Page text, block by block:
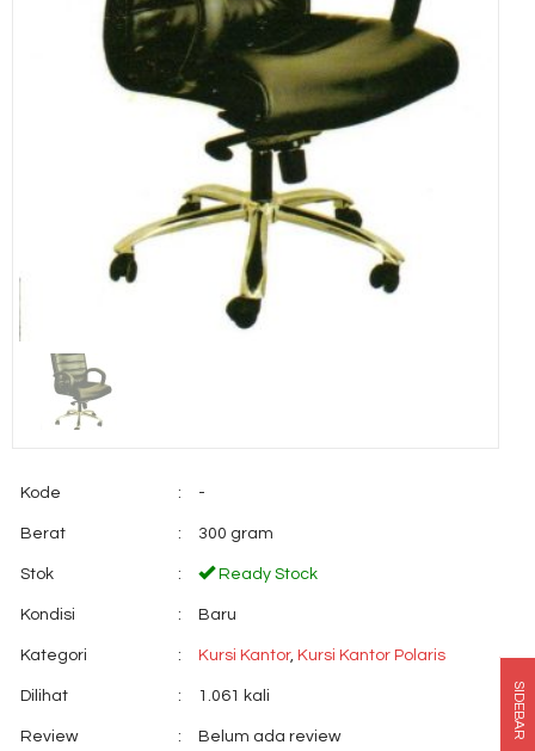
Kode : -
Berat : 300 gram
Stok : Ready Stock
Kondisi : Baru
Kategori : Kursi Kantor, Kursi Kantor Polaris
Dilihat : 1.061 kali
Review : Belum ada review SIDEBAR